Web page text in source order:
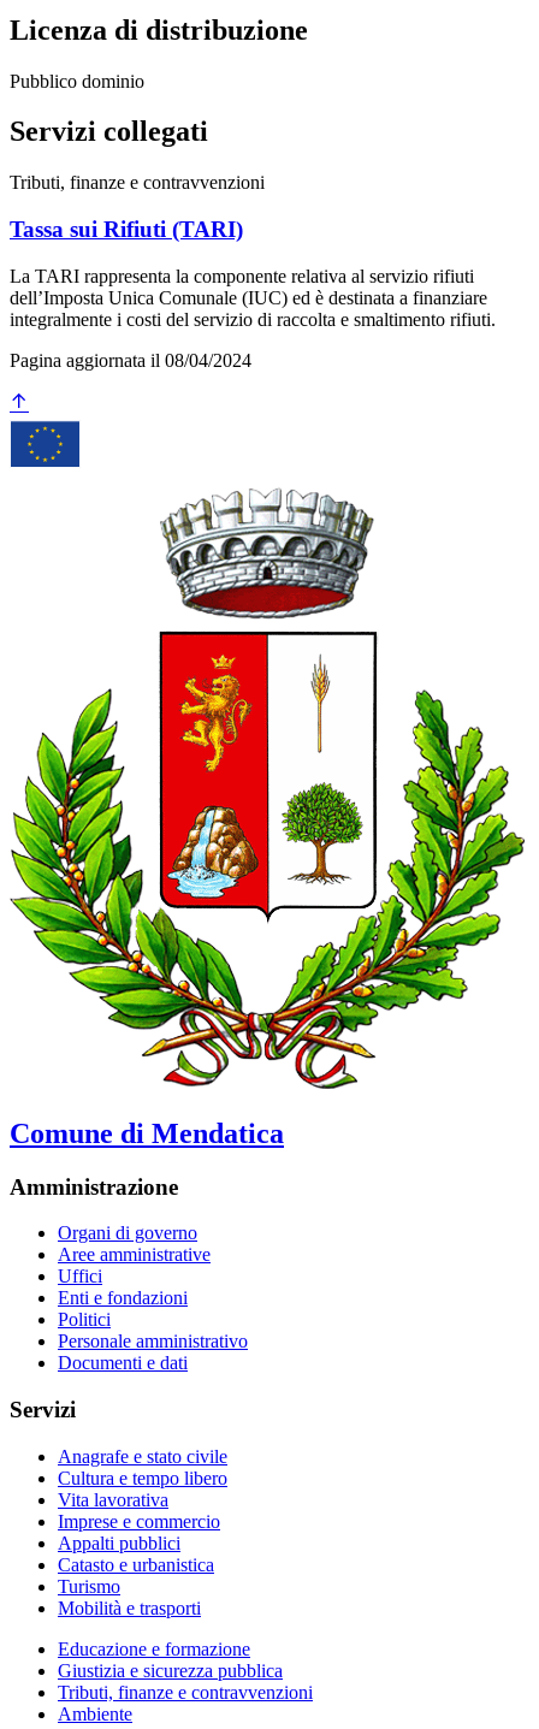
Licenza di distribuzione
Pubblico dominio
Servizi collegati
Tributi, finanze e contravvenzioni
Tassa sui Rifiuti (TARI)
La TARI rappresenta la componente relativa al servizio rifiuti
dell’Imposta Unica Comunale (IUC) ed è destinata a finanziare
integralmente i costi del servizio di raccolta e smaltimento rifiuti.
Pagina aggiornata il 08/04/2024
Comune di Mendatica
Amministrazione
Organi di governo
Aree amministrative
Uffici
Enti e fondazioni
Politici
Personale amministrativo
Documenti e dati
Servizi
Anagrafe e stato civile
Cultura e tempo libero
Vita lavorativa
Imprese e commercio
Appalti pubblici
Catasto e urbanistica
Turismo
Mobilità e trasporti
Educazione e formazione
Giustizia e sicurezza pubblica
Tributi, finanze e contravvenzioni
Ambiente